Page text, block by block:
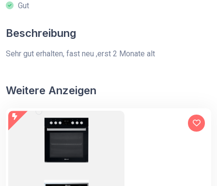
Gut
Beschreibung
Sehr gut erhalten, fast neu ,erst 2 Monate alt
Weitere Anzeigen